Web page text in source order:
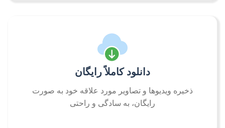
دانلود کاملاً رایگان
ذخیره ویدیوها و تصاویر مورد علاقه خود به صورت
رایگان، به سادگی و راحتی